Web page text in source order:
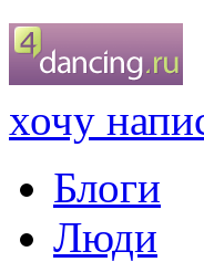
хочу
Блоги
Люди